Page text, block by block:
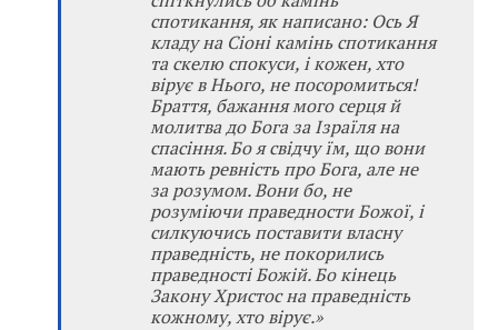
спотикання, як написано: Ось Я
кладу на Сіоні камінь спотикання
та скелю спокуси, і кожен, хто
вірує в Нього, не посоромиться!
Браття, бажання мого серця й
молитва до Бога за Ізраїля на
спасіння. Бо я свідчу їм, що вони
мають ревність про Бога, але не
за розумом. Вони бо, не
розуміючи праведности Божої, і
силкуючись поставити власну
праведність, не покорились
праведності Божій. Бо кінець
Закону Христос на праведність
кожному, хто вірує.»